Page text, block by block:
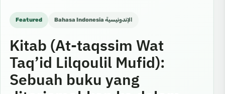
Featured Bahasa Indonesia الإندونيسية
Kitab (At-taqssim Wat
Taq’id Lilqoulil Mufid):
Sebuah buku yang